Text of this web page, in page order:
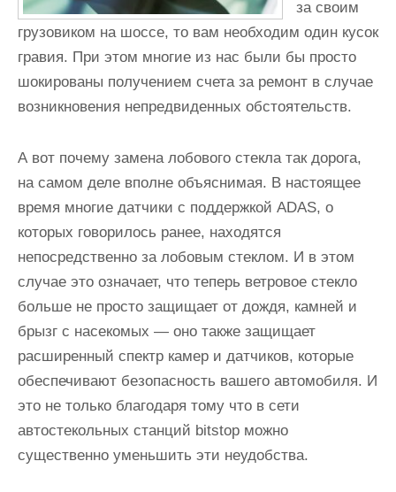
за своим
грузовиком на шоссе, то вам необходим один кусок
гравия. При этом многие из нас были бы просто
шокированы получением счета за ремонт в случае
возникновения непредвиденных обстоятельств.
А вот почему замена лобового стекла так дорога,
на самом деле вполне объяснимая. В настоящее
время многие датчики с поддержкой ADAS, о
которых говорилось ранее, находятся
непосредственно за лобовым стеклом. И в этом
случае это означает, что теперь ветровое стекло
больше не просто защищает от дождя, камней и
брызг с насекомых — оно также защищает
расширенный спектр камер и датчиков, которые
обеспечивают безопасность вашего автомобиля. И
это не только благодаря тому что в сети
автостекольных станций bitstop можно
существенно уменьшить эти неудобства.